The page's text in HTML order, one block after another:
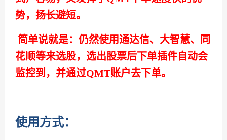
势，扬长避短。
简单说就是：仍然使用通达信、大智慧、同
花顺等来选股，选出股票后下单插件自动会
监控到，并通过QMT账户去下单。
使用方式：